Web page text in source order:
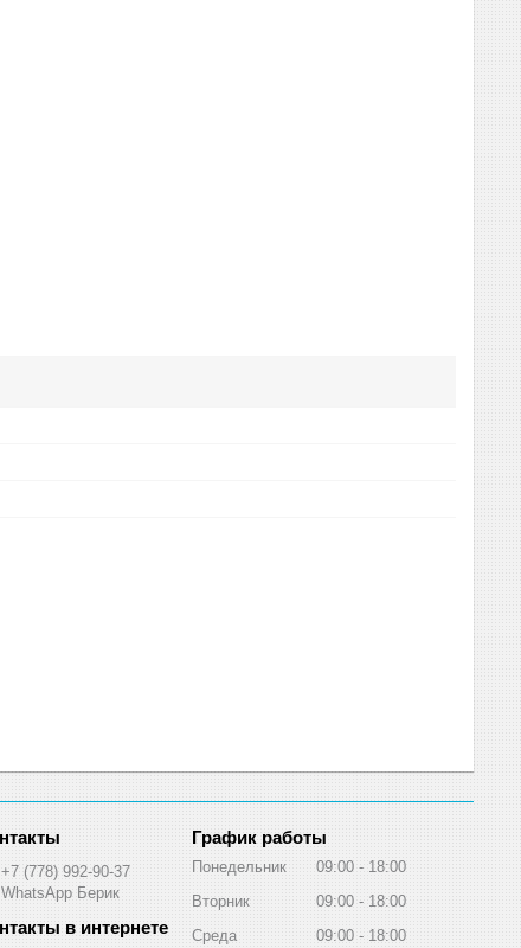
+7 (778) 992-90-37
WhatsApp Берик
График работы
Понедельник 09:00
18:00
Вторник
09:00
18:00
Среда
09:00 18:00